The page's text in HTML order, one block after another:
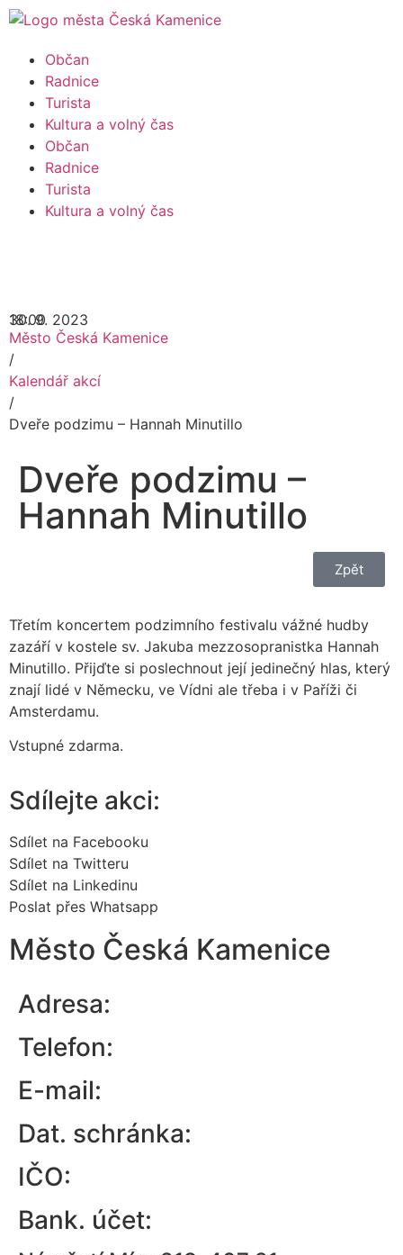
Občan
Radnice
Turista
Kultura a volný čas
Občan
Radnice
Turista
Kultura a volný čas
30. 9. 2023
18:00
Město Česká Kamenice
/
Kalendář akcí
/
Dveře podzimu – Hannah Minutillo
Dveře podzimu –
Hannah Minutillo
Zpět
Třetím koncertem podzimního festivalu vážné hudby
zazáří v kostele sv. Jakuba mezzosopranistka Hannah
Minutillo. Přijďte si poslechnout její jedinečný hlas, který
znají lidé v Německu, ve Vídni ale třeba i v Paříži či
Amsterdamu.
Vstupné zdarma.
Sdílejte akci:
Sdílet na Facebooku
Sdílet na Twitteru
Sdílet na Linkedinu
Poslat přes Whatsapp
Město Česká Kamenice
Adresa:
Telefon:
E-mail:
Dat. schránka:
IČO:
Bank. účet: